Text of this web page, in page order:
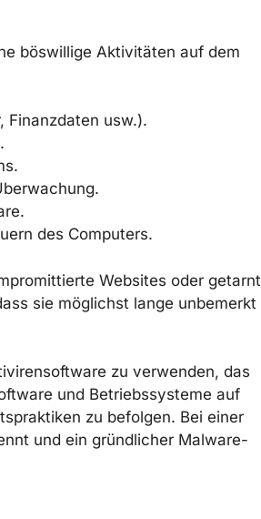
böswillige Aktivitäten auf dem
Finanzdaten usw.).
des Computers.
Websites oder getarnt
sie möglichst lange unbemerkt
zu verwenden, das
und Betriebssysteme auf
zu befolgen. Bei einer
und ein gründlicher Malware-